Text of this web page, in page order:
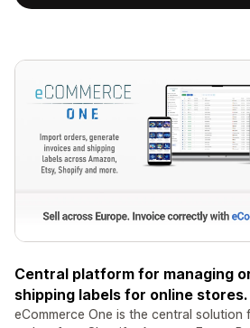
Central platform for managing
shipping labels for online stores.
eCommerce One is the central solution